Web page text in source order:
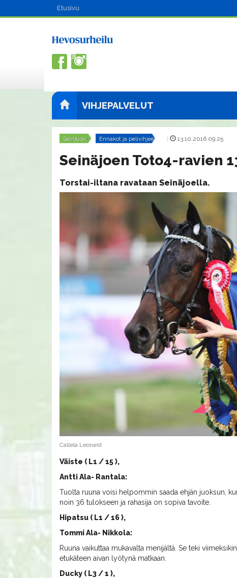
Etusivu
VIHJEPALVELUT
Seinäjoki Ennakot ja pelivihjeet 13.10.2016 09:25
Seinäjoen Toto4-ravien
Torstai-iltana ravataan Seinäjoella.
Callela Leonard
Väiste ( L1 / 15 ),
Antti Ala- Rantala:
Tuolta ruuna voisi helpommin saada ehjän juoksun,
noin 36 tulokseen ja rahasija on sopiva tavoite.
Hipatsu ( L1 / 16 ),
Tommi Ala- Nikkola:
Ruuna vaikuttaa mukavalta menijältä. Se teki
etukäteen aivan lyötynä matkaan.
Ducky ( L3 / 1 ),